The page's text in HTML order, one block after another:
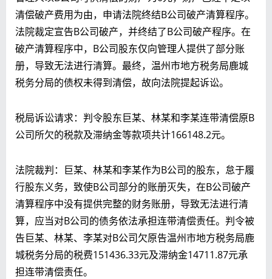
清偿破产费用为由，申请法院终结B公司破产清算程序。
法院裁定宣告B公司破产，并终结了B公司破产程序。在
破产清算程序中，B公司股东仅向管理人提供了部分账
册，导致无法进行清算。最终，温州市地方税务局鹿城
税务分局的债权未得到清偿，故向法院提起诉讼。
税局诉讼请求：判令股东巨某、林某和李某连带清偿原B
公司所欠的税款及滞纳金等款项共计166148.2元。
法院裁判：巨某、林某和李某作为B公司的股东，怠于履
行股东义务，致使B公司部分的账册灭失，在B公司破产
清算程序中没有提供完整的财务账册，导致无法进行清
算，应当对B公司的债务依法承担连带清偿责任。判令被
告巨某、林某、李某对B公司欠原告温州市地方税务局鹿
城税务分局的税费151436.33元及滞纳金14711.87元承
担连带清偿责任。